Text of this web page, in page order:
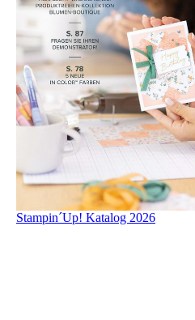
Stampin´Up! Katalog 2026